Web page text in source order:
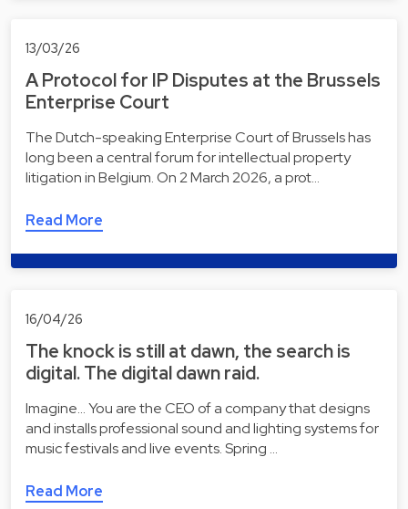
13/03/26
A Protocol for IP Disputes at the Brussels
Enterprise Court
The Dutch-speaking Enterprise Court of Brussels has
long been a central forum for intellectual property
litigation in Belgium. On 2 March 2026, a prot…
Read More
16/04/26
The knock is still at dawn, the search is
digital. The digital dawn raid.
Imagine... You are the CEO of a company that designs
and installs professional sound and lighting systems for
music festivals and live events. Spring …
Read More